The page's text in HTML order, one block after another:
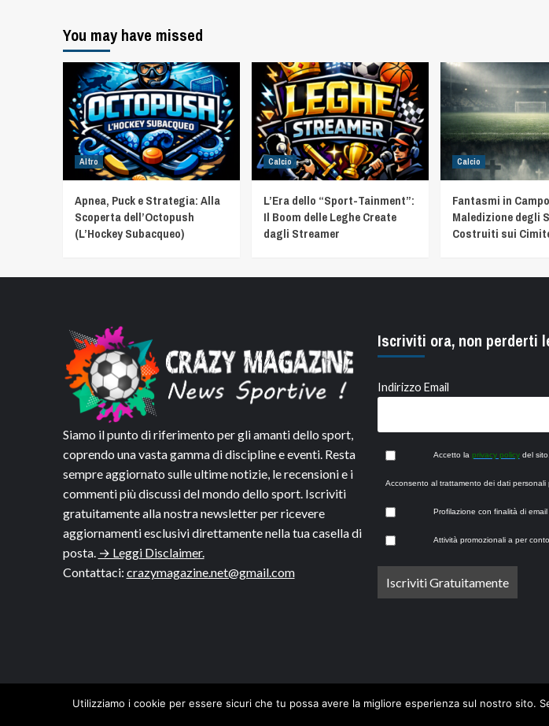
You may have missed
Altro
Apnea, Puck e Strategia: Alla
Scoperta dell’Octopush
(L’Hockey Subacqueo)
Calcio
L’Era dello “Sport-Tainment”:
Il Boom delle Leghe Create
dagli Streamer
Calcio
Fantasmi in
Maledizione degli
Costruiti sui
Siamo il punto di riferimento per gli amanti dello sport,
coprendo una vasta gamma di discipline e eventi. Resta
sempre aggiornato sulle ultime notizie, le recensioni e i
commenti più discussi del mondo dello sport. Iscriviti
gratuitamente alla nostra newsletter per ricevere
aggiornamenti esclusivi direttamente nella tua casella di
posta. → Leggi Disclaimer.
Contattaci: crazymagazine.net@gmail.com
Iscriviti ora, non perderti
Indirizzo Email
Accetto la privacy policydel sito.
Acconsento al trattamento dei dati personali
Profilazione con finalità di email
Attività promozionali a per conto
Utilizziamo i cookie per essere sicuri che tu possa avere la migliore esperienza sul nostro sito.